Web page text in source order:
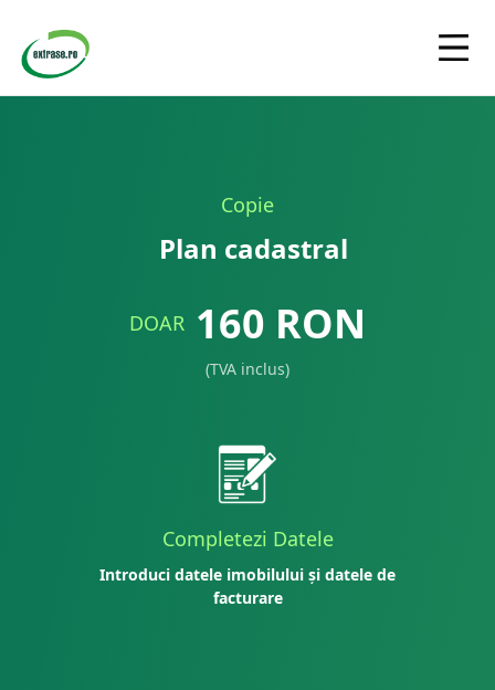
Copie
Plan cadastral
DOAR 160 RON
(TVA inclus)
Completezi Datele
Introduci datele imobilului și datele de
facturare